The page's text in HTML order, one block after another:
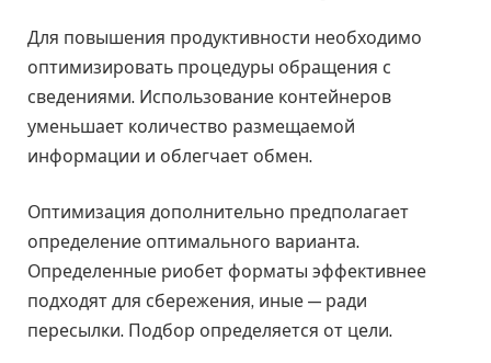
Для повышения продуктивности необходимо
оптимизировать процедуры обращения с
сведениями. Использование контейнеров
уменьшает количество размещаемой
информации и облегчает обмен.
Оптимизация дополнительно предполагает
определение оптимального варианта.
Определенные риобет форматы эффективнее
подходят для сбережения, иные — ради
пересылки. Подбор определяется от цели.